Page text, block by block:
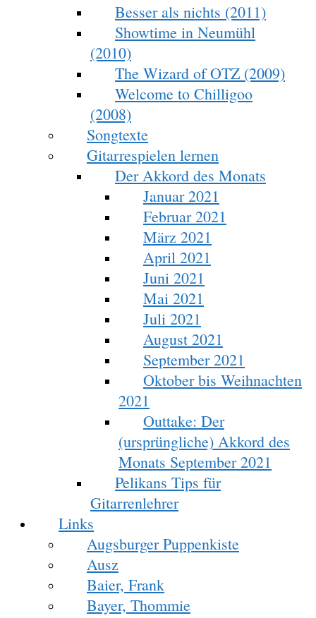
Besser als nichts (2011)
Showtime in Neumühl
(2010)
The Wizard of OTZ (2009)
Welcome to Chilligoo
(2008)
Songtexte
Gitarrespielen lernen
Der Akkord des Monats
Januar 2021
Februar 2021
März 2021
April 2021
Juni 2021
Mai 2021
Juli 2021
August 2021
September 2021
Oktober bis Weihnachten
2021
Outtake: Der
(ursprüngliche) Akkord des
Monats September 2021
Pelikans Tips für
Gitarrenlehrer
Links
Augsburger Puppenkiste
Ausz
Baier, Frank
Bayer, Thommie